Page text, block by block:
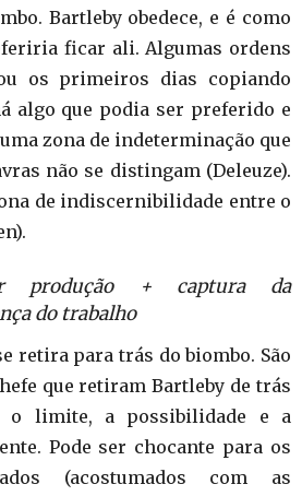
Bartleby obedece, e é como
ficar ali. Algumas ordens
os primeiros dias copiando
algo que podia ser preferido e
zona de indeterminação que
não se distingam (Deleuze).
de indiscernibilidade entre o
produção + captura da
do trabalho
retira para trás do biombo. São
que retiram Bartleby de trás
o limite, a possibilidade e a
Pode ser chocante para os
(acostumados com as